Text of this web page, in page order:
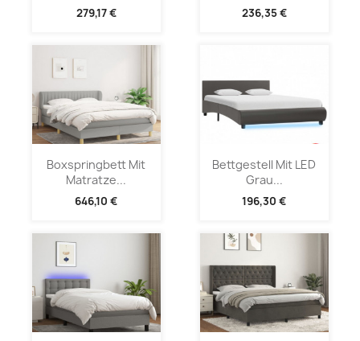
279,17 € 236,35 €
Boxspringbett Mit
Matratze...
646,10 €
Bettgestell Mit LED
Grau...
196,30 €